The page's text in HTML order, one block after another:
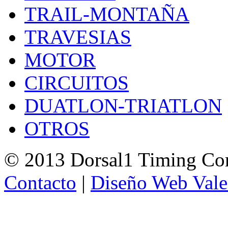
TRAIL-MONTAÑA
TRAVESIAS
MOTOR
CIRCUITOS
DUATLON-TRIATLON
OTROS
© 2013 Dorsal1 Timing
Contacto | Diseño Web